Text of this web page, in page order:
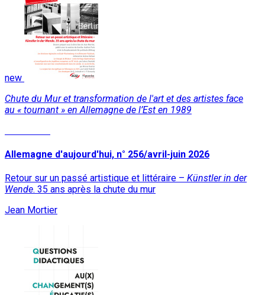
new
Chute du Mur et transformation de l'art et des artistes face
au « tournant » en Allemagne de l’Est en 1989
Allemagne d'aujourd'hui, n° 256/avril-juin 2026
Retour sur un passé artistique et littéraire – Künstler in der
Wende. 35 ans après la chute du mur
Jean Mortier